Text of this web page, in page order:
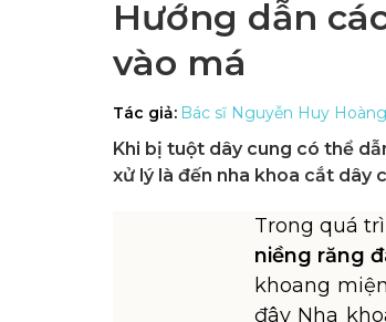
Hướng dẫn
vào má
Tác giả: Bác sĩ Nguyễn Huy Hoàng
Khi bị tuột dây cung có thể
xử lý là đến nha khoa cắt dây
Trong quá
niềng răng
khoang
đây Nha